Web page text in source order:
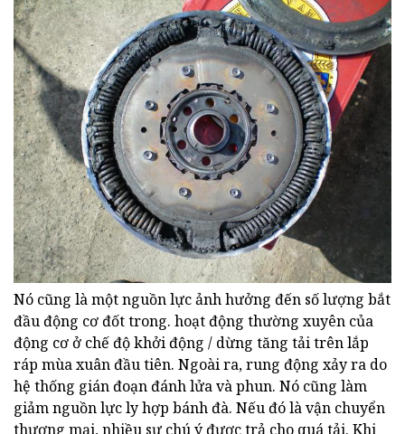
Nó cũng là một nguồn lực ảnh hưởng đến số lượng bắt
đầu động cơ đốt trong. hoạt động thường xuyên của
động cơ ở chế độ khởi động / dừng tăng tải trên lắp
ráp mùa xuân đầu tiên. Ngoài ra, rung động xảy ra do
hệ thống gián đoạn đánh lửa và phun. Nó cũng làm
giảm nguồn lực ly hợp bánh đà. Nếu đó là vận chuyển
thương mại, nhiều sự chú ý được trả cho quá tải. Khi